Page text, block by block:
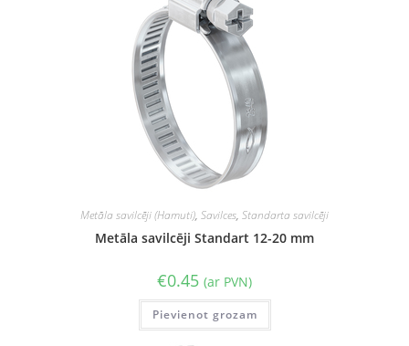
Metāla savilcēji (Hamuti), Savilces, Standarta savilcēji
Metāla savilcēji Standart 12-20 mm
€0.45 (ar PVN)
Pievienot grozam